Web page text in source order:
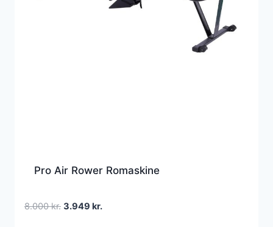
Pro Air Rower Romaskine
8.000kr. Den
3.949 kr.Den